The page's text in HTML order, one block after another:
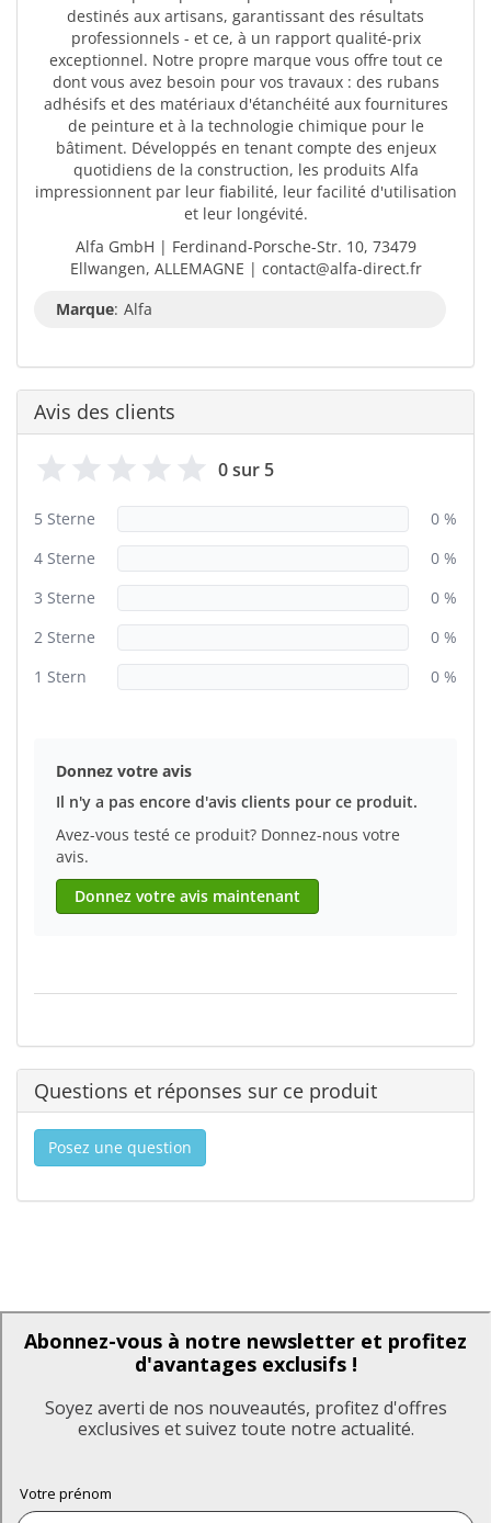
destinés aux artisans, garantissant des résultats
professionnels - et ce, à un rapport qualité-prix
exceptionnel. Notre propre marque vous offre tout ce
dont vous avez besoin pour vos travaux : des rubans
adhésifs et des matériaux d'étanchéité aux fournitures
de peinture et à la technologie chimique pour le
bâtiment. Développés en tenant compte des enjeux
quotidiens de la construction, les produits Alfa
impressionnent par leur fiabilité, leur facilité d'utilisation
et leur longévité.
Alfa GmbH | Ferdinand-Porsche-Str. 10, 73479
Ellwangen, ALLEMAGNE | contact@alfa-direct.fr
Marque: Alfa
Avis des clients
0 sur 5
5 Sterne
0 %
4 Sterne
0 %
3 Sterne
0 %
2 Sterne
0 %
1 Stern
0 %
Donnez votre avis
Il n'y a pas encore d'avis clients pour ce produit.
Avez-vous testé ce produit? Donnez-nous votre
avis.
Donnez votre avis maintenant
Questions et réponses sur ce produit
Posez une question